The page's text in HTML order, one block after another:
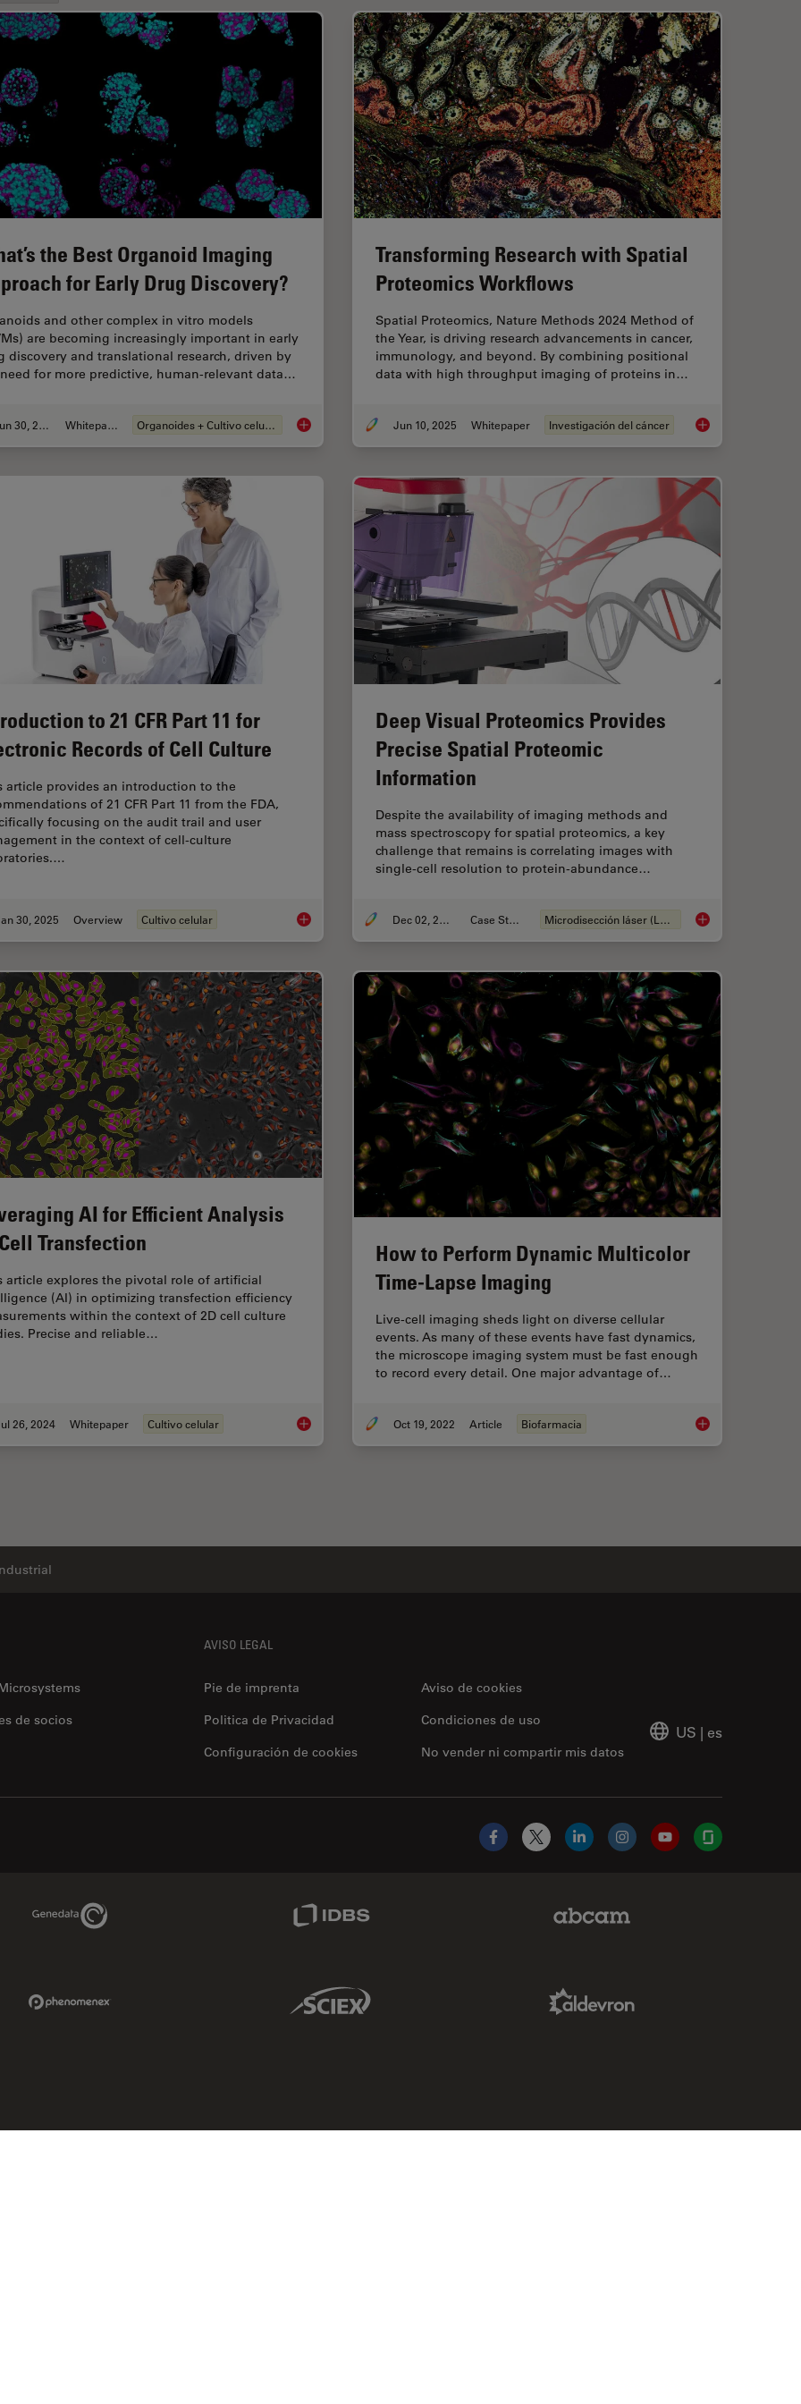
the Best Organoid Imaging
for Early Drug Discovery?
and other complex in vitro models
are becoming increasingly important in early
discovery and translational research, driven by
for more predictive, human-relevant data…
Jun 30, 2026 Whitepaper Organoides + Cultivo celular 3D What’s the Best Organoid Imaging Approach for Early Drug Discovery?
Transforming Research with Spatial
Proteomics Workflows
Spatial Proteomics, Nature Methods 2024 Method of
the Year, is driving research advancements in cancer,
immunology, and beyond. By combining positional
data with high throughput imaging of proteins in…
Jun 10, 2025 Whitepaper Investigación del cáncer Transforming
to 21 CFR Part 11 for
Records of Cell Culture
article provides an introduction to the
of 21 CFR Part 11 from the FDA,
focusing on the audit trail and user
in the context of cell-culture
30, 2025 Overview Cultivo celular Introduction to 21 CFR Part 11 for Electronic Records of Cell Culture
Deep Visual Proteomics Provides
Precise Spatial Proteomic
Information
Despite the availability of imaging methods and
mass spectroscopy for spatial proteomics, a key
challenge that remains is correlating images with
single-cell resolution to protein-abundance…
Dec 02, 2024 Case Study Microdisección láser (LMD) Deep Visual
AI for Efficient Analysis
Transfection
article explores the pivotal role of artificial
(AI) in optimizing transfection efficiency
within the context of 2D cell culture
Precise and reliable…
26, 2024 Whitepaper Cultivo celular Leveraging AI for Efficient Analysis of Cell Transfection
How to Perform Dynamic Multicolor
Time-Lapse Imaging
Live-cell imaging sheds light on diverse cellular
events. As many of these events have fast dynamics,
the microscope imaging system must be fast enough
to record every detail. One major advantage of…
Oct 19, 2022 Article Biofarmacia How to Perform
de socios
AVISO LEGAL
Pie de imprenta
Aviso de cookies
Politica de Privacidad
No vender ni compartir mis datos
Condiciones de uso
Configuración de cookies
US | es
Facebook
X LinkedInInstagramYouTubeGlassdoor
Genedata Link
Sciex Link